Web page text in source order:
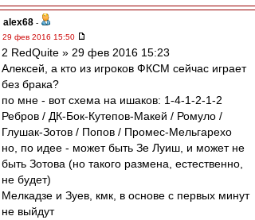
alex68 -
29 фев 2016 15:50
2 RedQuite » 29 фев 2016 15:23
Алексей, а кто из игроков ФКСМ сейчас играет
без брака?
по мне - вот схема на ишаков: 1-4-1-2-1-2
Ребров / ДК-Бок-Кутепов-Макей / Ромуло /
Глушак-Зотов / Попов / Промес-Мельгарехо
но, по идее - может быть Зе Луиш, и может не
быть Зотова (но такого размена, естественно,
не будет)
Мелкадзе и Зуев, кмк, в основе с первых минут
не выйдут